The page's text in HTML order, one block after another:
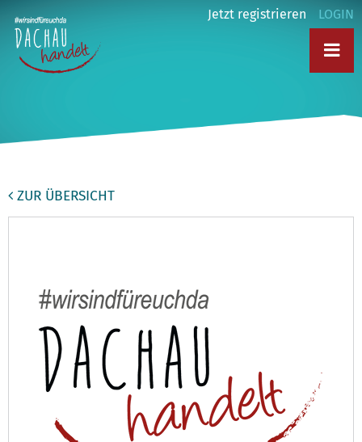
Jetzt registrieren LOGIN
ZUR ÜBERSICHT